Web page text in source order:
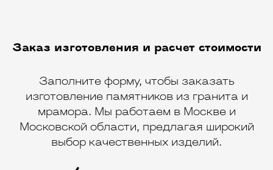
Заказ изготовления и расчет стоимости
Заполните форму, чтобы заказать
изготовление памятников из гранита и
мрамора. Мы работаем в Москве и
Московской области, предлагая широкий
выбор качественных изделий.